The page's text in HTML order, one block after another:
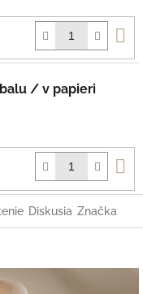
/ v papieri
Diskusia Značka